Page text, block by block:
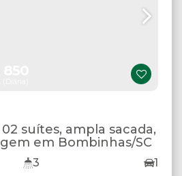
suítes, ampla sacada,
em Bombinhas/SC
3 1